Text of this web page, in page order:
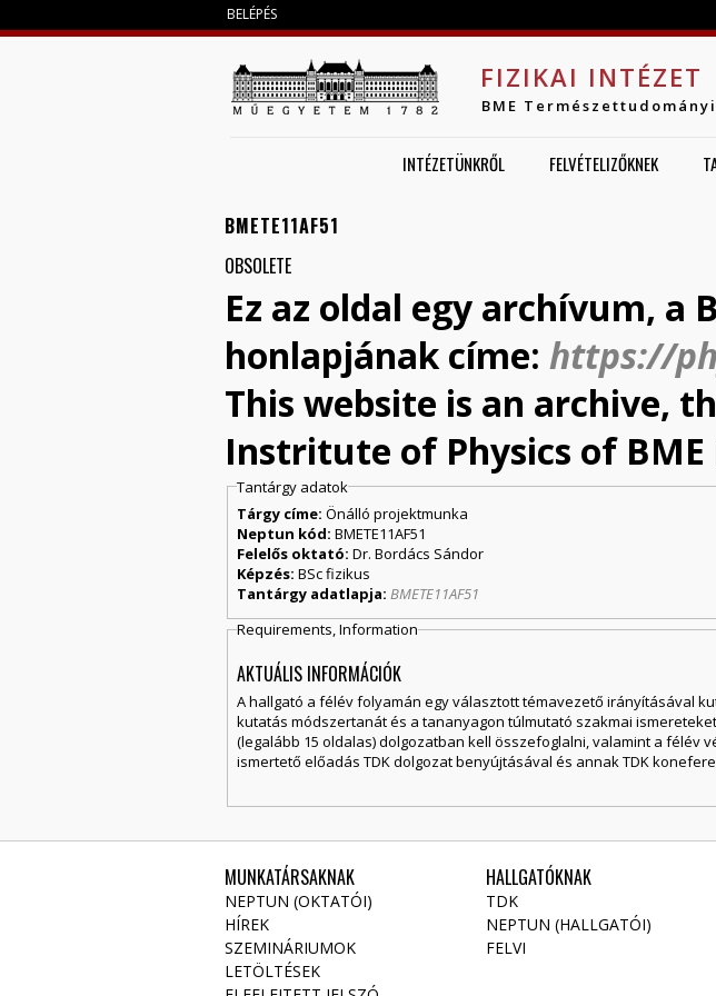
BELÉPÉS
FIZIKAI INTÉZET
BME
INTÉZETÜNKRŐL FELVÉTELIZŐKNEK
BMETE11AF51
OBSOLETE
Ez az oldal egy archívum, a
honlapjának címe: https://
This website is an archive,
Instritute of Physics of BME
Tantárgy adatok
Tárgy címe:Önálló projektmunka
Neptun kód:BMETE11AF51
Felelős oktató:Dr. Bordács Sándor
Képzés:BSc fizikus
Tantárgy adatlapja:BMETE11AF51
Requirements, Information
AKTUÁLIS INFORMÁCIÓK
A hallgató a félév folyamán egy választott témavezető irányításával
kutatás módszertanát és a tananyagon túlmutató szakmai
(legalább 15 oldalas) dolgozatban kell összefoglalni, valamint a félév
ismertető előadás TDK dolgozat benyújtásával és annak TDK
MUNKATÁRSAKNAK
NEPTUN (OKTATÓI)
HÍREK
SZEMINÁRIUMOK
LETÖLTÉSEK
HALLGATÓKNAK
TDK
NEPTUN (HALLGATÓI)
FELVI